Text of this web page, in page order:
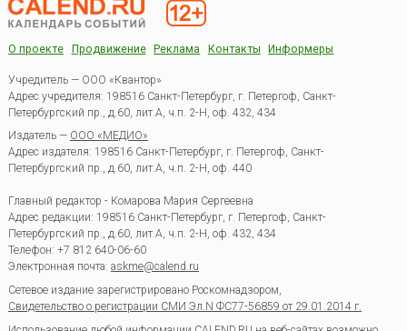
О проекте Продвижение Реклама Контакты Информеры
Учредитель — ООО «Квантор»
Адрес учредителя: 198516 Санкт-Петербург, г. Петергоф, Санкт-
Петербургский пр., д.60, лит.А, ч.п. 2-Н, оф. 432, 434
Издатель — ООО «МЕДИО»
Адрес издателя: 198516 Санкт-Петербург, г. Петергоф, Санкт-
Петербургский пр., д.60, лит.А, ч.п. 2-Н, оф. 440
Главный редактор - Комарова Мария Сергеевна
Адрес редакции: 198516 Санкт-Петербург, г. Петергоф, Санкт-
Петербургский пр., д.60, лит.А, ч.п. 2-Н, оф. 432, 434
Телефон: +7 812 640-06-60
Электронная почта: askme@calend.ru
Сетевое издание зарегистрировано Роскомнадзором,
Свидетельство о регистрации СМИ Эл.N ФС77-56859 от 29.01.2014 г.